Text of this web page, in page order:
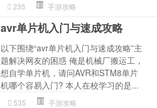
235 手游攻略
avr单片机入门与速成攻略
以下围绕“avr单片机入门与速成攻略”主
题解决网友的困惑 俺是机械厂搬运工，
想自学单片机，请问AVR和STM8单片
机哪个容易入门? 本人在校学习的是...
535 手游攻略